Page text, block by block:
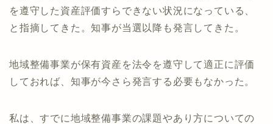
を遵守した資産評価すらできない状況になっている、
と指摘してきた。知事が当選以降も発言してきた。
地域整備事業が保有資産を法令を遵守して適正に評価
しておれば、知事が今さら発言する必要もなかった。
私は、すでに地域整備事業の課題やあり方についての